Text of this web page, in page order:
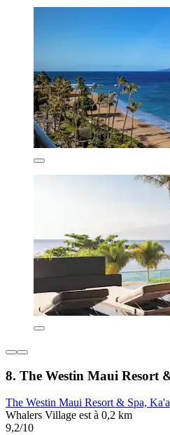
8. The Westin Maui Resort
The Westin Maui Resort & Spa,
Whalers Village est à 0,2 km
9,2/10